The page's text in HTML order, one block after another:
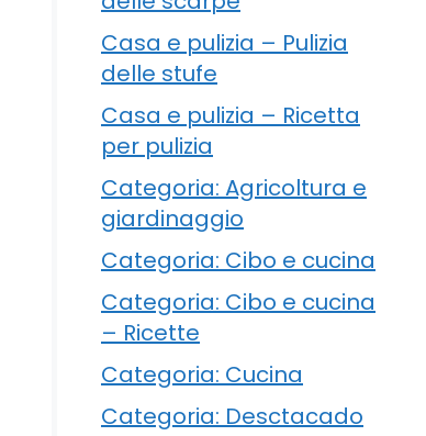
Casa e pulizia – Pulizia
delle stufe
Casa e pulizia – Ricetta
per pulizia
Categoria: Agricoltura e
giardinaggio
Categoria: Cibo e cucina
Categoria: Cibo e cucina
– Ricette
Categoria: Cucina
Categoria: Desctacado